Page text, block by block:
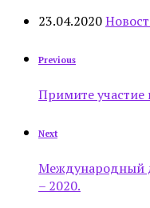
23.04.2020
Previous
Примите участие
Next
Международный
– 2020.